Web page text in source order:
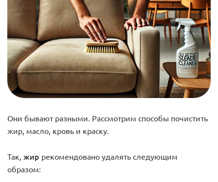
Они бывают разными. Рассмотрим способы почистить
жир, масло, кровь и краску.
Так, жир рекомендовано удалять следующим
образом: